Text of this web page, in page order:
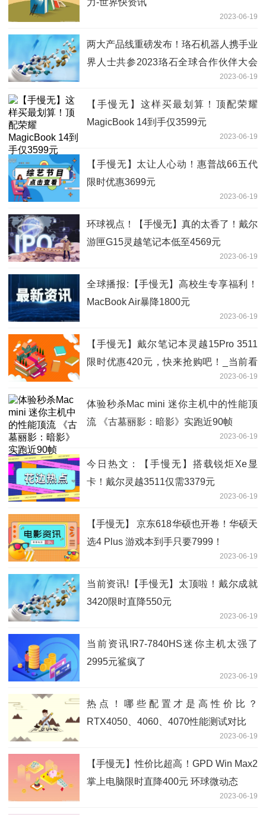
2023-06-19
两大产品线重磅发布！珞石机器人携手业
界人士共参2023珞石全球合作伙伴大会
2023-06-19
【手慢无】这样买最划算！顶配荣耀
MagicBook 14到手仅3599元
2023-06-19
【手慢无】太让人心动！惠普战66五代
限时优惠3699元
2023-06-19
环球视点！【手慢无】真的太香了！戴尔
游匣G15灵越笔记本低至4569元
2023-06-19
全球播报:【手慢无】高校生专享福利！
MacBook Air暴降1800元
2023-06-19
【手慢无】戴尔笔记本灵越15Pro 3511
限时优惠420元，快来抢购吧！_当前看
2023-06-19
体验秒杀Mac mini 迷你主机中的性能顶
流 《古墓丽影：暗影》实跑近90帧
2023-06-19
今日热文：【手慢无】搭载锐炬Xe显
卡！戴尔灵越3511仅需3379元
2023-06-19
【手慢无】 京东618华硕也开卷！华硕天
选4 Plus 游戏本到手只要7999！
2023-06-19
当前资讯!【手慢无】太顶啦！戴尔成就
3420限时直降550元
2023-06-19
当前资讯!R7-7840HS迷你主机太强了
2995元鲨疯了
2023-06-19
热点！哪些配置才是高性价比？
RTX4050、4060、4070性能测试对比
2023-06-19
【手慢无】性价比超高！GPD Win Max2
掌上电脑限时直降400元 环球微动态
2023-06-19